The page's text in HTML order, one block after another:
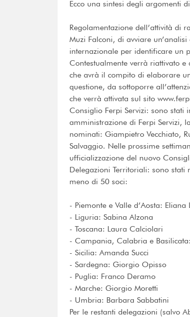
Ecco una sintesi degli argomenti
Regolamentazione dell’attività di
Muzi Falconi, di avviare
internazionale per identificare un
Contestualmente verrà riattivato
che avrà il compito di elaborare
questione, da sottoporre
che verrà attivata sul sito
Consiglio Ferpi Servizi: sono
amministrazione di Ferpi Servizi,
nominati: Giampietro Vecchiato,
Salvaggio. Nelle prossime
ufficializzazione del nuovo
Delegazioni Territoriali: sono
meno di 50 soci:
- Piemonte e Valle d’Aosta: Eliana
- Liguria: Sabina Alzona
- Toscana: Laura Calciolari
- Campania, Calabria e
- Sicilia: Amanda Succi
- Sardegna: Giorgio Opisso
- Puglia: Franco Deramo
- Marche: Giorgio Moretti
- Umbria: Barbara Sabbatini
Per le restanti delegazioni (salvo